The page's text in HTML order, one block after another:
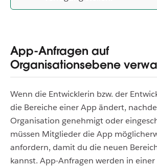
App-Anfragen auf
Organisationsebene
Wenn die Entwicklerin bzw. der
die Bereiche einer App ändert,
Organisation genehmigt oder
müssen Mitglieder die App
anfordern, damit du die neuen
kannst. App-Anfragen werden in